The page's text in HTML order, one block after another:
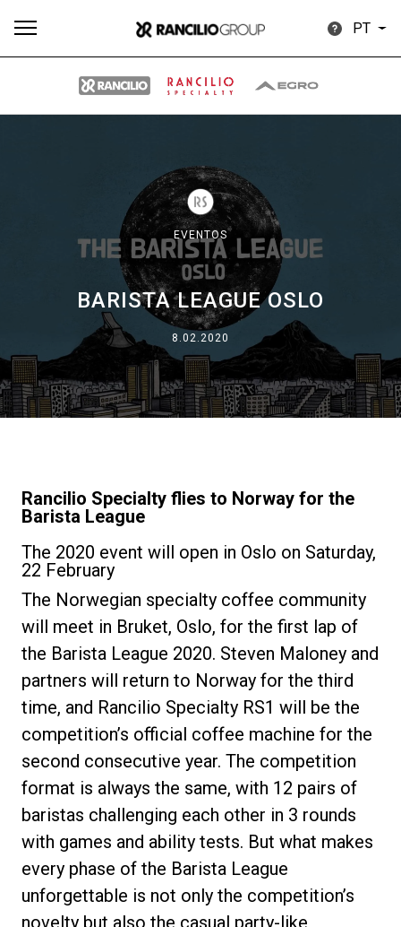
PT
EVENTOS
BARISTA LEAGUE OSLO
8.02.2020
Rancilio Specialty flies to Norway for the
Barista League
The 2020 event will open in Oslo on Saturday,
22 February
The Norwegian specialty coffee community
will meet in Bruket, Oslo, for the first lap of
the Barista League 2020. Steven Maloney and
partners will return to Norway for the third
time, and Rancilio Specialty RS1 will be the
competition’s official coffee machine for the
second consecutive year. The competition
format is always the same, with 12 pairs of
baristas challenging each other in 3 rounds
with games and ability tests. But what makes
every phase of the Barista League
unforgettable is not only the competition’s
novelty but also the casual party-like
Notícias
Our brands
Group
História
Nossos laboratórios
Sustentabilidade
Connect
Contacte-nos
Política de Privacidade